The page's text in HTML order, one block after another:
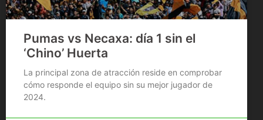
Pumas vs Necaxa: día 1 sin el
‘Chino’ Huerta
La principal zona de atracción reside en comprobar
cómo responde el equipo sin su mejor jugador de
2024.